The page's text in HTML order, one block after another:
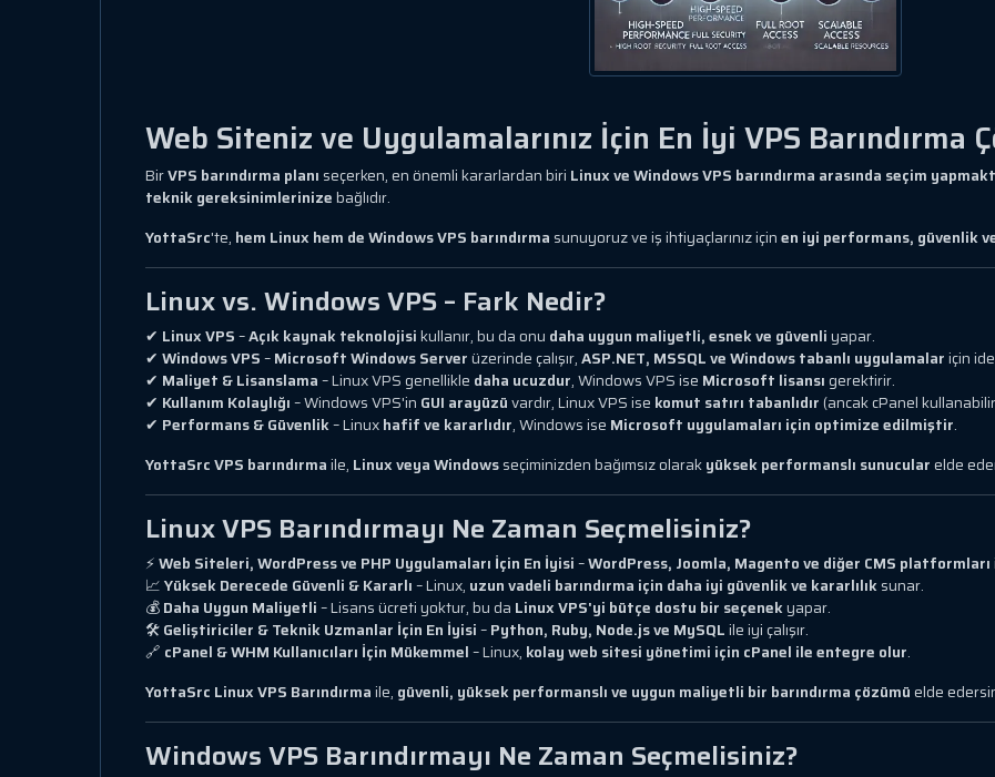
Web Siteniz ve Uygulamalarınız İçin En İyi VPS Barındırma
BirVPS barındırma planı seçerken, en önemli kararlardan biri Linux ve Windows VPS barındırma arasında seçim
teknik gereksinimlerinizebağlıdır.
YottaSrc'te, hem Linux hem de Windows VPS barındırma sunuyoruz ve iş ihtiyaçlarınız içinen iyi performans, güvenlik
Linux vs. Windows VPS – Fark Nedir?
✔ Linux VPS–Açık kaynak teknolojisikullanır, bu da onu daha uygun maliyetli, esnek ve güvenliyapar.
✔ Windows VPS–Microsoft Windows Serverüzerinde çalışır,ASP.NET, MSSQL ve Windows tabanlı uygulamalariçin
✔ Maliyet & Lisanslama– Linux VPS genellikle daha ucuzdur, Windows VPS ise Microsoft lisansıgerektirir.
✔ Kullanım Kolaylığı– Windows VPS'in GUI arayüzüvardır, Linux VPS ise komut satırı tabanlıdır(ancak cPanel
✔ Performans & Güvenlik– Linuxhafif ve kararlıdır, Windows ise Microsoft uygulamaları için optimize edilmiştir.
YottaSrc VPS barındırmaile, Linux veya Windowsseçiminizden bağımsız olarakyüksek performanslı sunucularelde
Linux VPS Barındırmayı Ne Zaman Seçmelisiniz?
⚡Web Siteleri, WordPress ve PHP Uygulamaları İçin En İyisi–WordPress, Joomla, Magento ve diğer CMS platformları
📈Yüksek Derecede Güvenli & Kararlı– Linux, uzun vadeli barındırma için daha iyi güvenlik ve kararlılık sunar.
💰Daha Uygun Maliyetli– Lisans ücreti yoktur, bu da Linux VPS'yi bütçe dostu bir seçenekyapar.
🛠Geliştiriciler & Teknik Uzmanlar İçin En İyisi–Python, Ruby, Node.js ve MySQLile iyi çalışır.
🔗 cPanel & WHM Kullanıcıları İçin Mükemmel– Linux, kolay web sitesi yönetimi için cPanel ile entegre olur.
YottaSrc Linux VPS Barındırmaile, güvenli, yüksek performanslı ve uygun maliyetli bir barındırma çözümüelde
Windows VPS Barındırmayı Ne Zaman Seçmelisiniz?